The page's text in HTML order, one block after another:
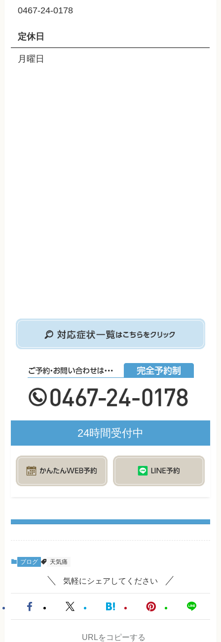
0467-24-0178
定休日
月曜日
24時間受付中
ブログ 天気痛
気軽にシェアしてください
URLをコピーする